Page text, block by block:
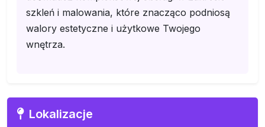
szkleń i malowania, które znacząco podniosą
walory estetyczne i użytkowe Twojego
wnętrza.
Lokalizacje